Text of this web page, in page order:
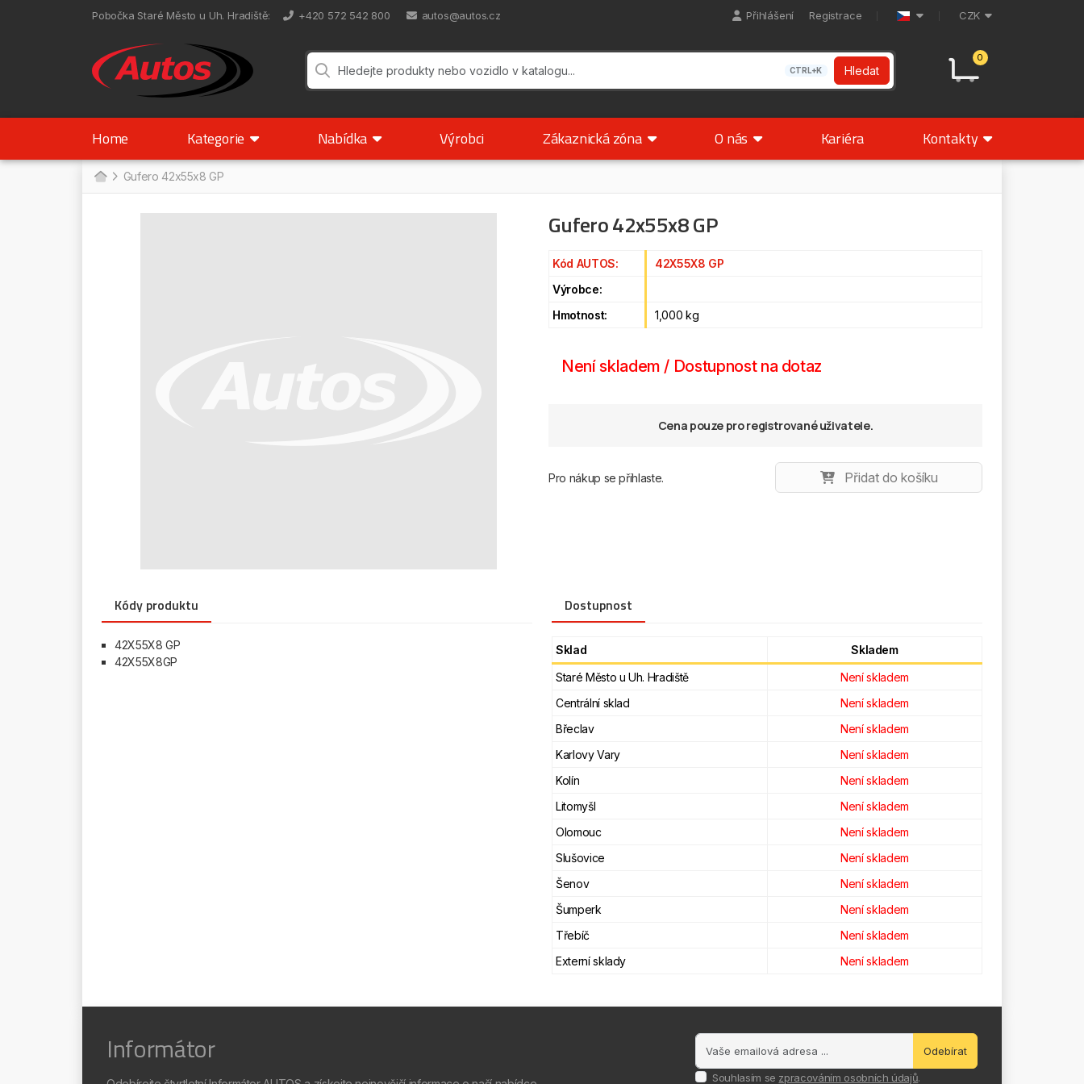
Pobočka Staré Město u Uh. Hradiště: +420 572 542 800 autos@autos.cz Přihlášení Registrace CZK
0
CTRL+K Hledat
Home Kategorie Nabídka Výrobci Zákaznická zóna O nás Kariéra Kontakty
Gufero 42x55x8 GP
Gufero 42x55x8 GP
Kód AUTOS:
42X55X8 GP
Výrobce:
Hmotnost:
1,000 kg
Není skladem / Dostupnost na dotaz
Cena pouze pro registrované uživatele.
Pro nákup se přihlaste. Přidat do košíku
Kódy produktu
42X55X8 GP
42X55X8GP
Dostupnost
Sklad
Skladem
Staré Město u Uh. Hradiště
Není skladem
Centrální sklad
Není skladem
Břeclav
Není skladem
Karlovy Vary
Není skladem
Kolín
Není skladem
Litomyšl
Není skladem
Olomouc
Není skladem
Slušovice
Není skladem
Šenov
Není skladem
Šumperk
Není skladem
Třebíč
Není skladem
Externí sklady
Není skladem
Informátor Odebírat
Souhlasím se zpracováním osobních údajů.